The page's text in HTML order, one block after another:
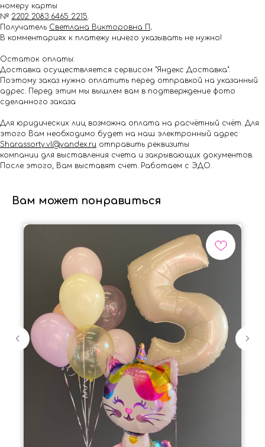
номеру карты
№ 2202 2083 6465 2215.
Получатель Светлана Викторовна П .
В комментариях к платежу ничего указывать не нужно!
Остаток оплаты:
Доставка осуществляется сервисом "Яндекс Доставка".
Поэтому заказ нужно оплатить перед отправкой на указанный
адрес. Перед этим мы вышлем вам в подтверждение фото
сделанного заказа
Для юридических лиц возможна оплата на расчётный счёт. Для
этого Вам необходимо будет на наш электронный адрес
Shar.assorty.vl@yandex.ru отправить реквизиты
компании для выставления счета и закрывающих документов.
После этого, Вам выставят счет. Работаем с ЭДО.
Вам может понравиться